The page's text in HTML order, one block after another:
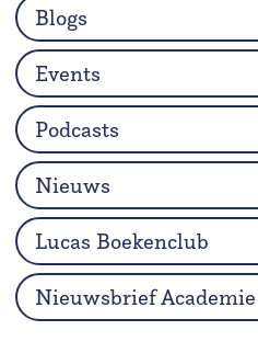
Blogs
Events
Podcasts
Nieuws
Lucas Boekenclub
Nieuwsbrief Academie